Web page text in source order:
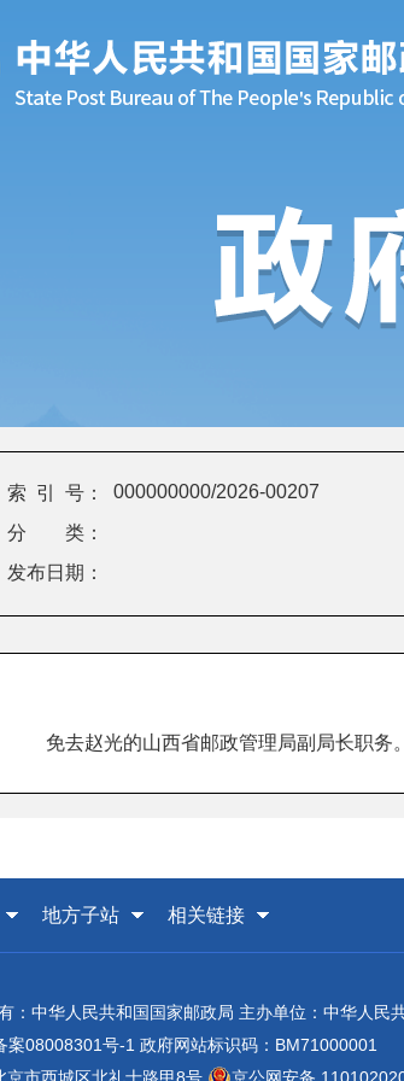
索 引 号： 000000000/2026-00207
分 类：
发布日期：
免去赵光的山西省邮政管理局副局长职务。
地方子站 相关链接
：中华人民共和国国家邮政局 主办单位：中华人民
案08008301号-1 政府网站标识码：BM71000001